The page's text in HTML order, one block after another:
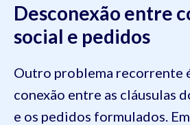
Desconexão entre
social e pedidos
Outro problema recorrente
conexão entre as cláusulas
e os pedidos formulados.